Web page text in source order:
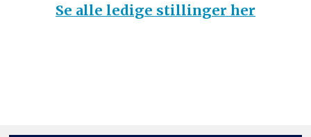
Se alle ledige stillinger her